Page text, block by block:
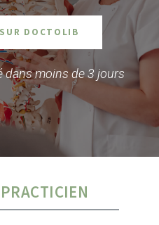
DOCTOLIB
moins de 3 jours